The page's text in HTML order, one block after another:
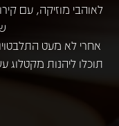
לאוהבי מוזיקה, עם
אחרי לא מעט
תוכלו ליהנות מקטלוג